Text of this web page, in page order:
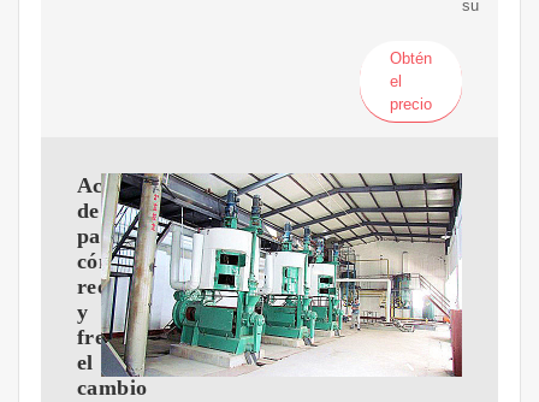
su
Obtén
el
precio
Aceite
de
palma:
cómo
reemplazarlo
y
frenar
el
cambio